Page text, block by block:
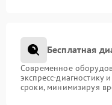
Бесплатная
Современное
экспресс-диагностику
сроки, минимизируя